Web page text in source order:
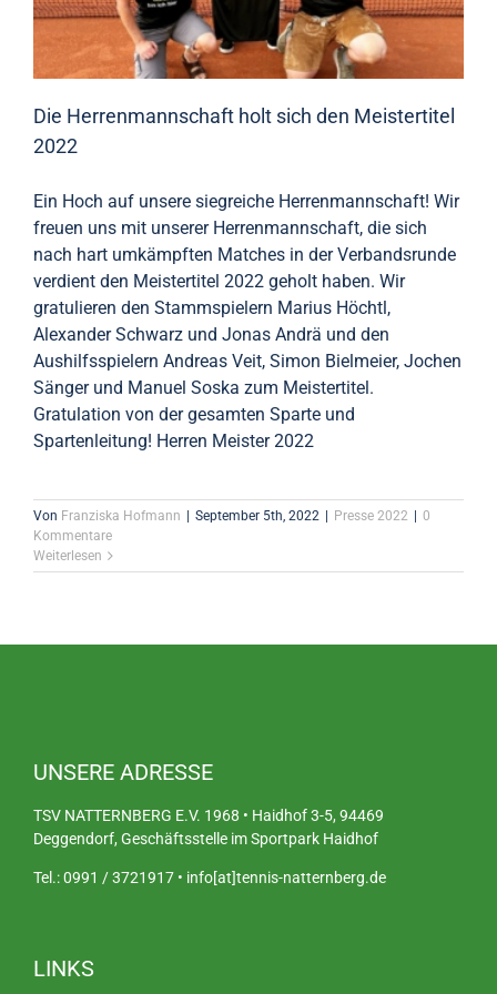
Die Herrenmannschaft holt sich den Meistertitel
2022
Ein Hoch auf unsere siegreiche Herrenmannschaft! Wir
freuen uns mit unserer Herrenmannschaft, die sich
nach hart umkämpften Matches in der Verbandsrunde
verdient den Meistertitel 2022 geholt haben. Wir
gratulieren den Stammspielern Marius Höchtl,
Alexander Schwarz und Jonas Andrä und den
Aushilfsspielern Andreas Veit, Simon Bielmeier, Jochen
Sänger und Manuel Soska zum Meistertitel.
Gratulation von der gesamten Sparte und
Spartenleitung! Herren Meister 2022
Von Franziska Hofmann September 5th, 2022 Presse 2022
0
Kommentare
Weiterlesen
UNSERE ADRESSE
TSV NATTERNBERG E.V. 1968 • Haidhof 3-5, 94469
Deggendorf, Geschäftsstelle im Sportpark Haidhof
Tel.: 0991 / 3721917 • info[at]tennis-natternberg.de
LINKS